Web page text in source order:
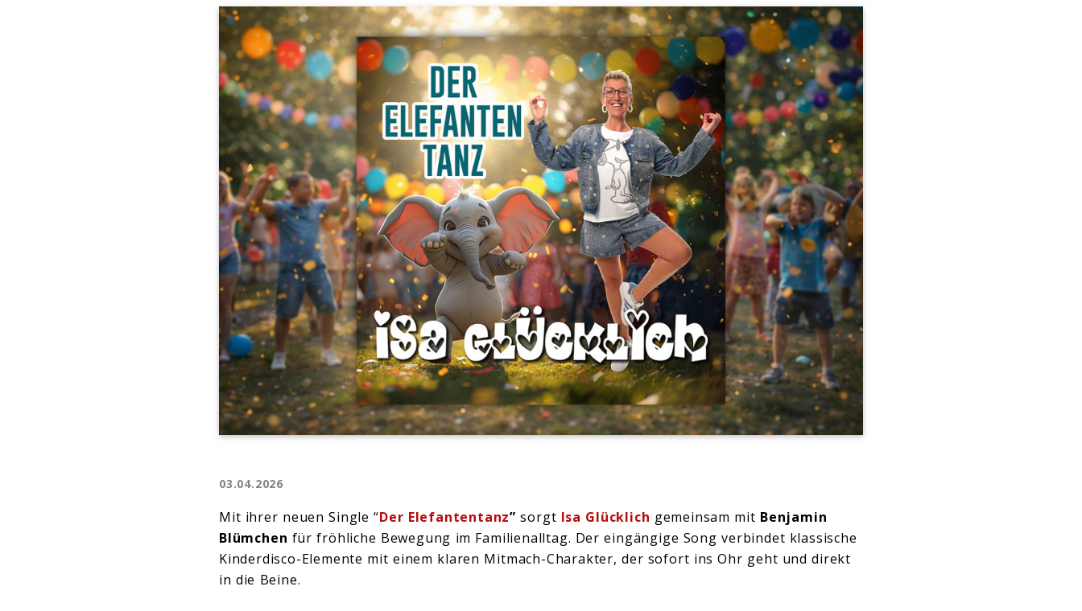
03.04.2026
Mit ihrer neuen Single “Der Elefantentanz” sorgt Isa Glücklich gemeinsam mit Benjamin
Blümchen für fröhliche Bewegung im Familienalltag. Der eingängige Song verbindet klassische
Kinderdisco-Elemente mit einem klaren Mitmach-Charakter, der sofort ins Ohr geht und direkt
in die Beine.